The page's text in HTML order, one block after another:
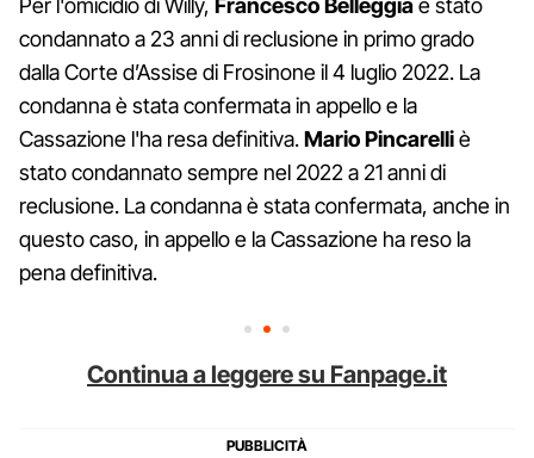
Per l'omicidio di Willy, Francesco Belleggiaè stato
condannato a 23 anni di reclusione in primo grado
dalla Corte d’Assise di Frosinone il 4 luglio 2022. La
condanna è stata confermata in appello e la
Cassazione l'ha resa definitiva.Mario Pincarelliè
stato condannato sempre nel 2022 a 21 anni di
reclusione. La condanna è stata confermata, anche in
questo caso, in appello e la Cassazione ha reso la
pena definitiva.
Continua a leggere su Fanpage.it